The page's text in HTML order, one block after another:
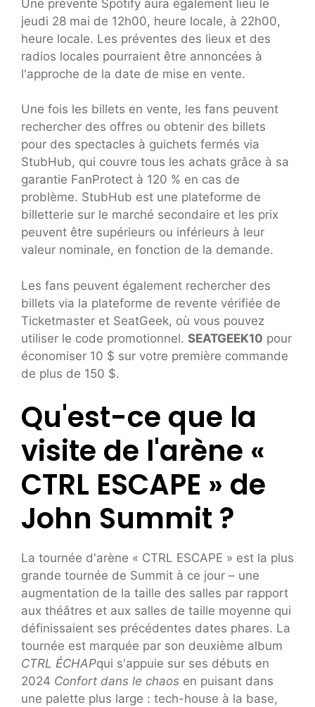
Une prévente Spotify aura également lieu le
jeudi 28 mai de 12h00, heure locale, à 22h00,
heure locale. Les préventes des lieux et des
radios locales pourraient être annoncées à
l'approche de la date de mise en vente.
Une fois les billets en vente, les fans peuvent
rechercher des offres ou obtenir des billets
pour des spectacles à guichets fermés via
StubHub, qui couvre tous les achats grâce à sa
garantie FanProtect à 120 % en cas de
problème. StubHub est une plateforme de
billetterie sur le marché secondaire et les prix
peuvent être supérieurs ou inférieurs à leur
valeur nominale, en fonction de la demande.
Les fans peuvent également rechercher des
billets via la plateforme de revente vérifiée de
Ticketmaster et SeatGeek, où vous pouvez
utiliser le code promotionnel. SEATGEEK10 pour
économiser 10 $ sur votre première commande
de plus de 150 $.
Qu'est-ce que la
visite de l'arène «
CTRL ESCAPE » de
John Summit ?
La tournée d'arène « CTRL ESCAPE » est la plus
grande tournée de Summit à ce jour – une
augmentation de la taille des salles par rapport
aux théâtres et aux salles de taille moyenne qui
définissaient ses précédentes dates phares. La
tournée est marquée par son deuxième album
CTRL ÉCHAPqui s'appuie sur ses débuts en
2024 Confort dans le chaos en puisant dans
une palette plus large : tech-house à la base,